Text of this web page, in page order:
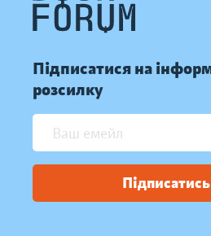
Підписатися на
розсилку
Підписатись